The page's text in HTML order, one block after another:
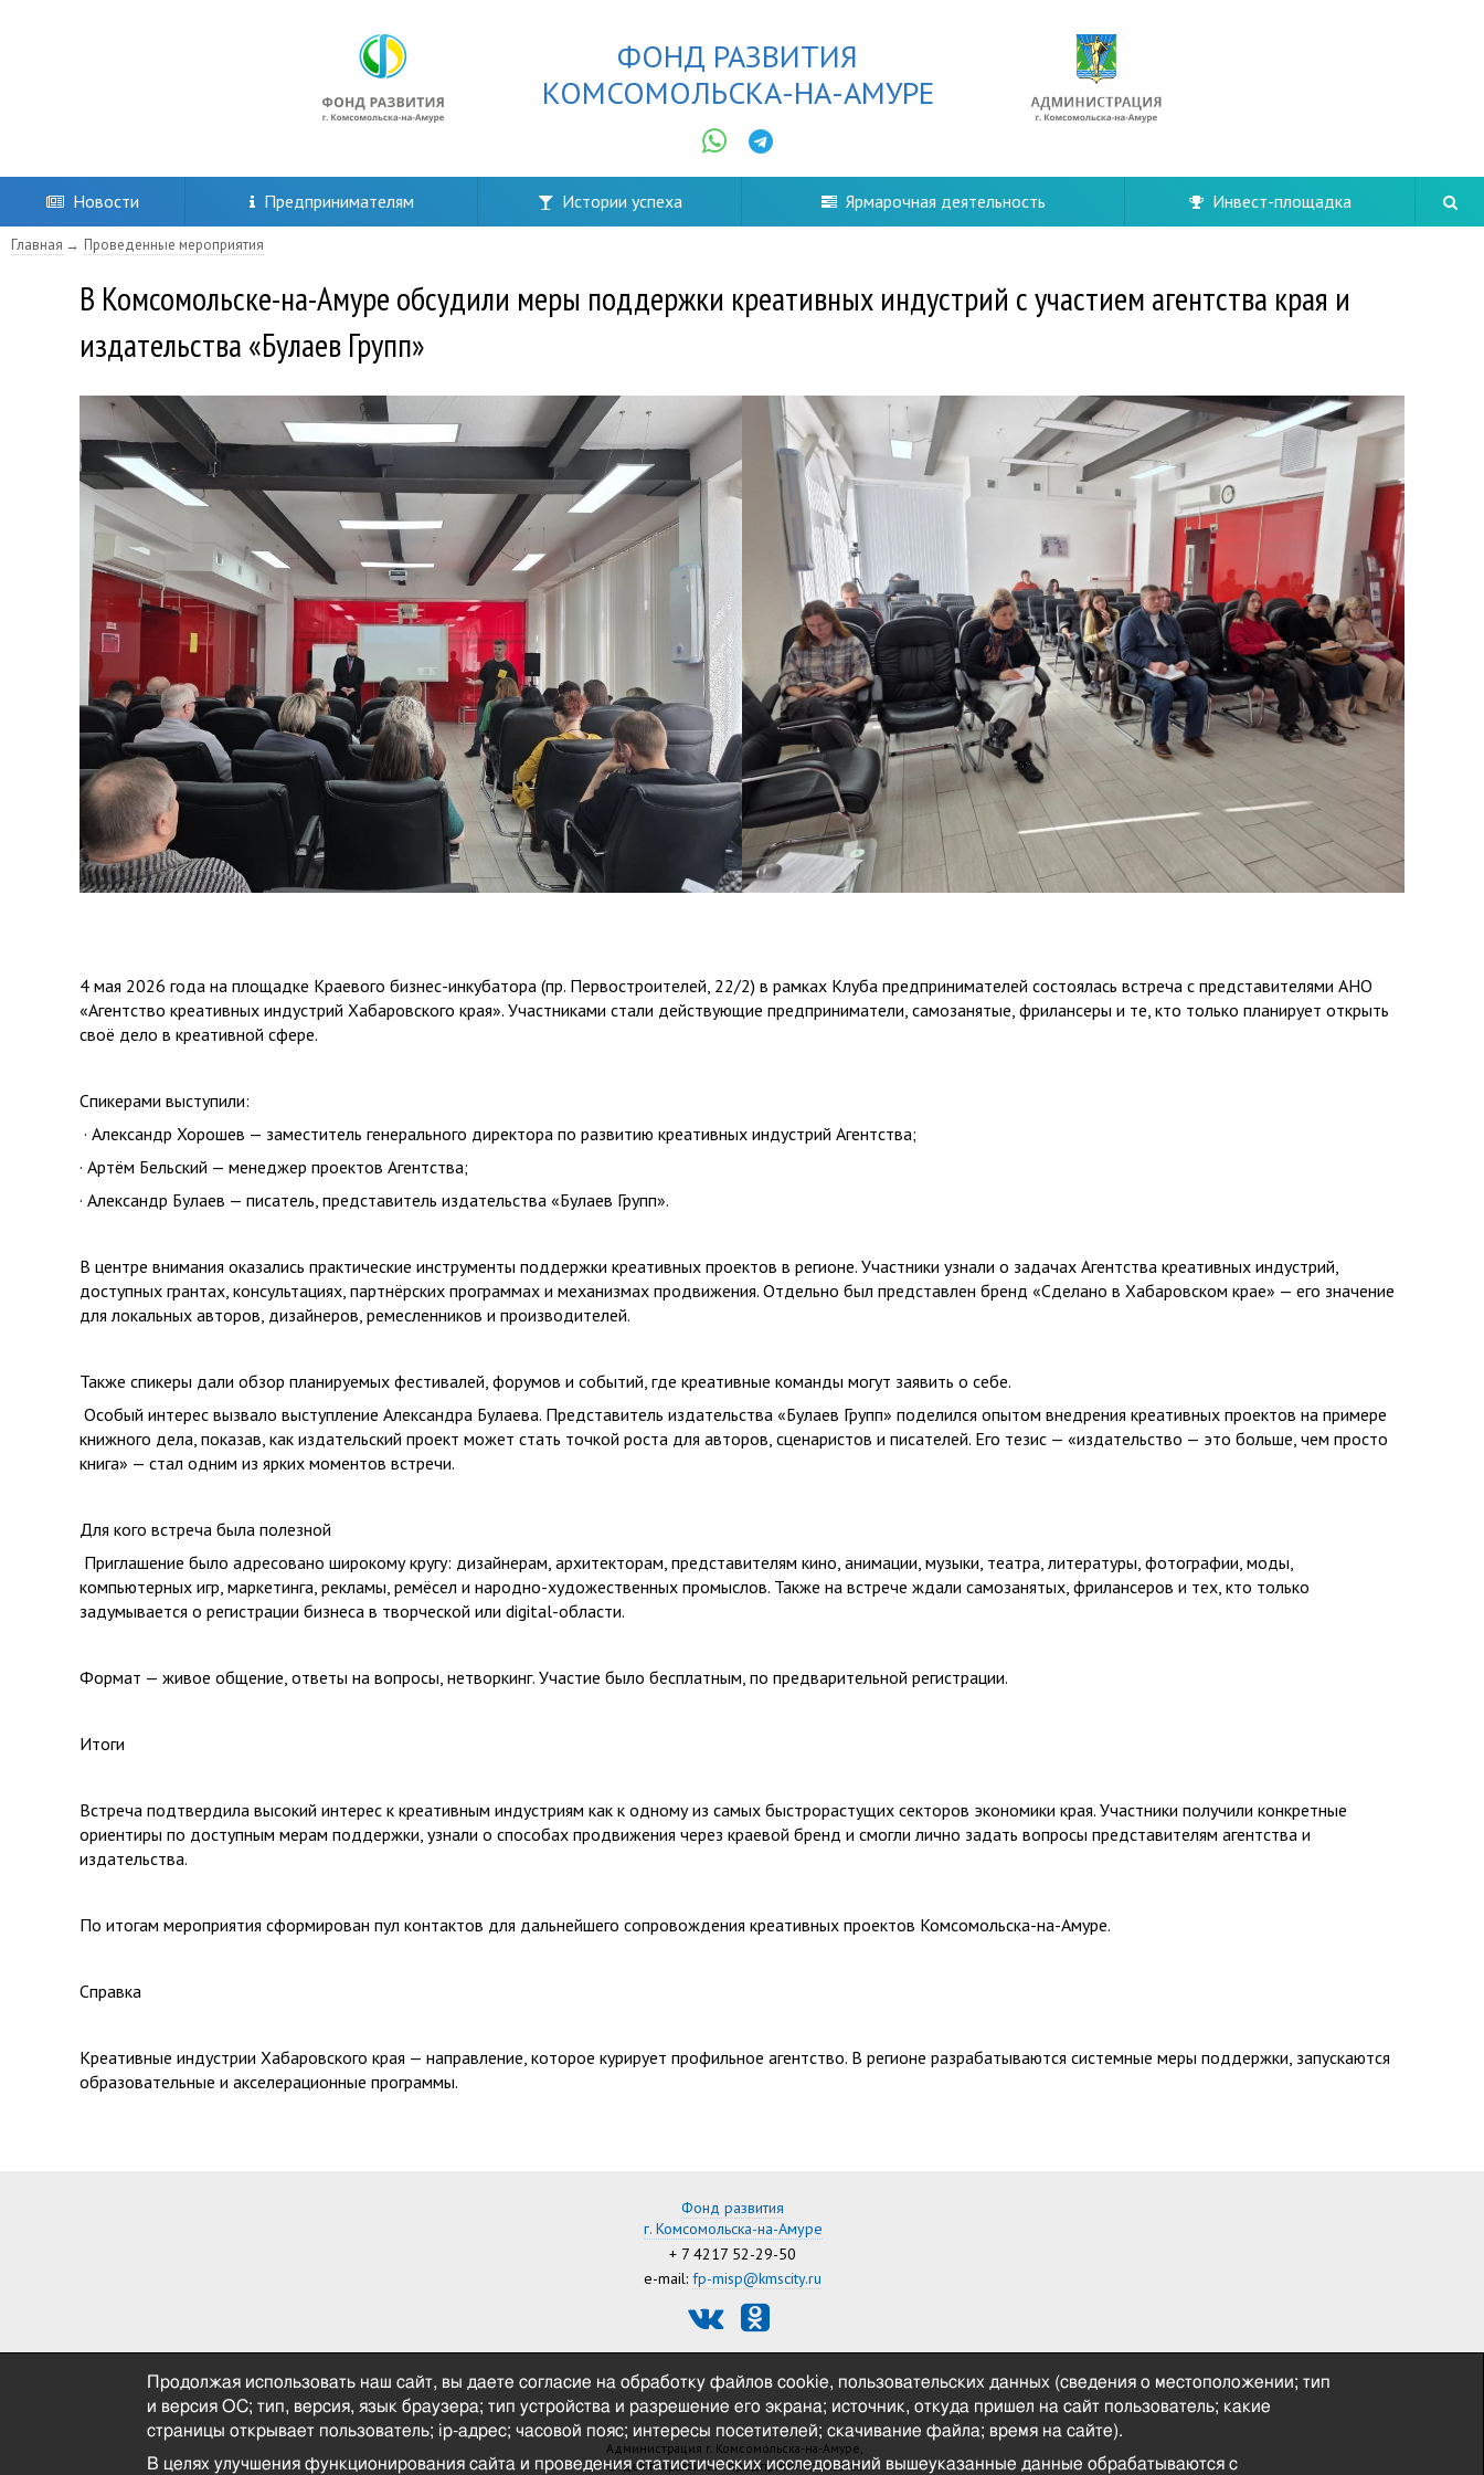
ФОНД РАЗВИТИЯ
КОМСОМОЛЬСКА-НА-АМУРЕ
Новости Предпринимателям Истории успеха Ярмарочная деятельность Инвест-площадка
Главная Проведенные мероприятия
В Комсомольске-на-Амуре обсудили меры поддержки креативных индустрий с участием агентства края и
издательства «Булаев Групп»
4 мая 2026 года на площадке Краевого бизнес-инкубатора (пр. Первостроителей, 22/2) в рамках Клуба предпринимателей состоялась встреча с представителями АНО
«Агентство креативных индустрий Хабаровского края». Участниками стали действующие предприниматели, самозанятые, фрилансеры и те, кто только планирует открыть
своё дело в креативной сфере.
Спикерами выступили:
· Александр Хорошев — заместитель генерального директора по развитию креативных индустрий Агентства;
· Артём Бельский — менеджер проектов Агентства;
· Александр Булаев — писатель, представитель издательства «Булаев Групп».
В центре внимания оказались практические инструменты поддержки креативных проектов в регионе. Участники узнали о задачах Агентства креативных индустрий,
доступных грантах, консультациях, партнёрских программах и механизмах продвижения. Отдельно был представлен бренд «Сделано в Хабаровском крае» — его значение
для локальных авторов, дизайнеров, ремесленников и производителей.
Также спикеры дали обзор планируемых фестивалей, форумов и событий, где креативные команды могут заявить о себе.
Особый интерес вызвало выступление Александра Булаева. Представитель издательства «Булаев Групп» поделился опытом внедрения креативных проектов на примере
книжного дела, показав, как издательский проект может стать точкой роста для авторов, сценаристов и писателей. Его тезис — «издательство — это больше, чем просто
книга» — стал одним из ярких моментов встречи.
Для кого встреча была полезной
Приглашение было адресовано широкому кругу: дизайнерам, архитекторам, представителям кино, анимации, музыки, театра, литературы, фотографии, моды,
компьютерных игр, маркетинга, рекламы, ремёсел и народно-художественных промыслов. Также на встрече ждали самозанятых, фрилансеров и тех, кто только
задумывается о регистрации бизнеса в творческой или digital-области.
Формат — живое общение, ответы на вопросы, нетворкинг. Участие было бесплатным, по предварительной регистрации.
Итоги
Встреча подтвердила высокий интерес к креативным индустриям как к одному из самых быстрорастущих секторов экономики края. Участники получили конкретные
ориентиры по доступным мерам поддержки, узнали о способах продвижения через краевой бренд и смогли лично задать вопросы представителям агентства и
издательства.
По итогам мероприятия сформирован пул контактов для дальнейшего сопровождения креативных проектов Комсомольска-на-Амуре.
Справка
Креативные индустрии Хабаровского края — направление, которое курирует профильное агентство. В регионе разрабатываются системные меры поддержки, запускаются
образовательные и акселерационные программы.
Фонд развития
г. Комсомольска-на-Амуре
+ 7 4217 52-29-50
e-mail:fp-misp@kmscity.ru
—
Администрация г. Комсомольска-на-Амуре,
Отдел по развитию предпринимательства
Продолжая использовать наш сайт, вы даете согласие на обработку файлов cookie, пользовательских данных (сведения о местоположении; тип
и версия ОС; тип, версия, язык браузера; тип устройства и разрешение его экрана; источник, откуда пришел на сайт пользователь; какие
страницы открывает пользователь; ip-адрес; часовой пояс; интересы посетителей; скачивание файла; время на сайте).
В целях улучшения функционирования сайта и проведения статистических исследований вышеуказанные данные обрабатываются с